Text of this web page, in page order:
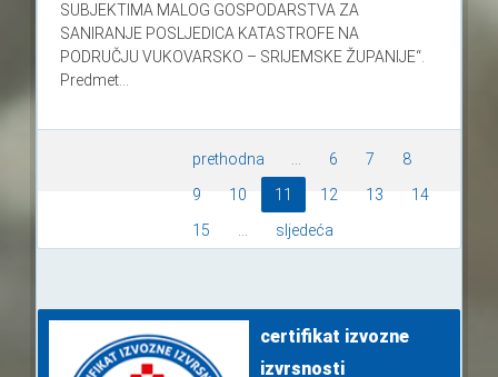
SUBJEKTIMA MALOG GOSPODARSTVA ZA
SANIRANJE POSLJEDICA KATASTROFE NA
PODRUČJU VUKOVARSKO – SRIJEMSKE ŽUPANIJE“.
Predmet...
prethodna 6 7
8
9
10 11 12 13
14
15
sljedeća
certifikat izvozne
izvrsnosti